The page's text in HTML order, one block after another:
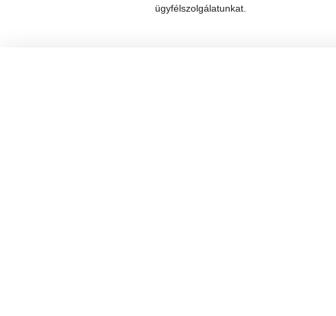
ügyfélszolgálatunkat.